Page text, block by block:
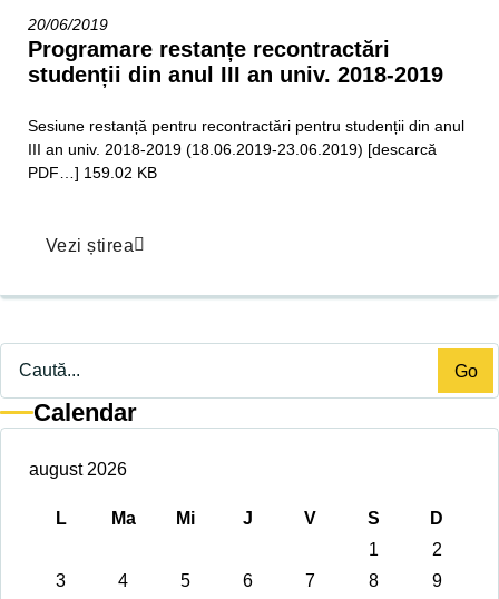
20/06/2019
Programare restanțe recontractări
studenții din anul III an univ. 2018-2019
Sesiune restanță pentru recontractări pentru studenții din anul
III an univ. 2018-2019 (18.06.2019-23.06.2019) [descarcă
PDF…] 159.02 KB
Vezi știrea
Go
Calendar
august 2026
L Ma Mi J V S
D
1
2
3
4 5 6 7 8
9